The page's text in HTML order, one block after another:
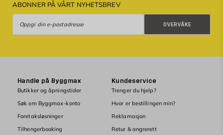
ABONNER PÅ VÅRT NYHETSBREV
OVERVÅKE
Handle på Byggmax
Butikker og åpningstider
Søk om Byggmax-konto
Foretaksløsninger
Tilhengerbooking
Kundeservice
Trenger du hjelp?
Hvor er bestillingen min?
Reklamasjon
Retur & angrerett